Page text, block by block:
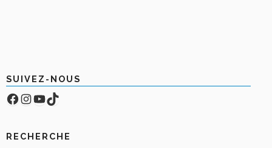
SUIVEZ-NOUS
Facebook
Compte Instagram
YouTube
TikTok
RECHERCHE